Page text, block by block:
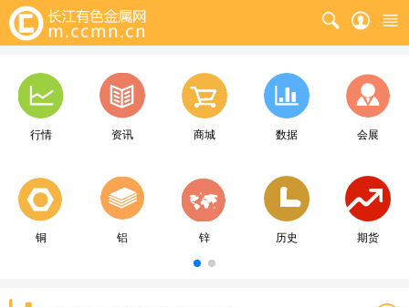
行情 资讯 商城 数据 会展
铜 铝 锌 历史 期货